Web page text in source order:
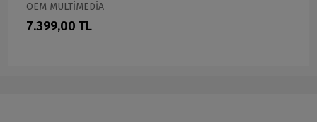
OEM MULTİMEDİA
7.399,00 TL